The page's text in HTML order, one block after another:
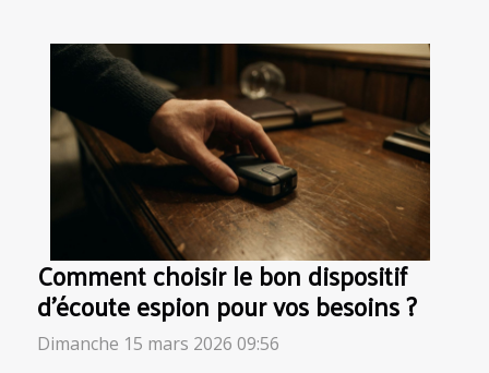
Comment choisir le bon dispositif
d'écoute espion pour vos besoins ?
Dimanche 15 mars 2026 09:56